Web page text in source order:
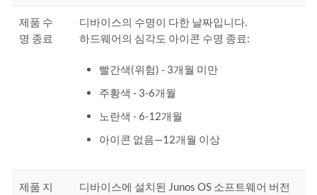
제품 수
명 종료
디바이스의 수명이 다한 날짜입니다.
하드웨어의 심각도 아이콘 수명 종료:
빨간색(위험) - 3개월 미만
주황색 - 3-6개월
노란색 - 6-12개월
아이콘 없음—12개월 이상
제품 지
디바이스에 설치된 Junos OS 소프트웨어 버전